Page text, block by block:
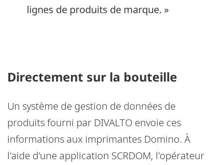
lignes de produits de marque. »
Directement sur la bouteille
Un système de gestion de données de
produits fourni par DIVALTO envoie ces
informations aux imprimantes Domino. À
l'aide d'une application SCRDOM, l'opérateur